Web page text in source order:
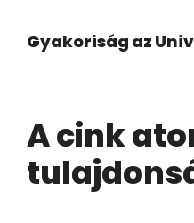
Gyakoriság az
A cink